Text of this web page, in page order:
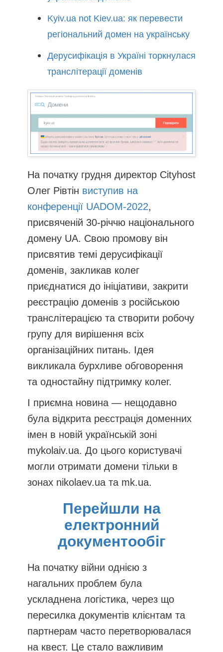
Kyiv.ua not Kiev.ua: як перевести
регіональний домен на українську
Дерусифікація в Україні торкнулася
транслітерації доменів
На початку грудня директор Cityhost
Олег Рівтін виступив на
конференції UADOM-2022,
присвяченій 30-річчю національного
домену UA. Свою промову він
присвятив темі дерусифікації
доменів, закликав колег
приєднатися до ініціативи, закрити
реєстрацію доменів з російською
транслітерацією та створити робочу
групу для вирішення всіх
організаційних питань. Ідея
викликала бурхливе обговорення
та одностайну підтримку колег.
І приємна новина — нещодавно
була відкрита реєстрація доменних
імен в новій українській зоні
mykolaiv.ua. До цього користувачі
могли отримати домени тільки в
зонах nikolaev.ua та mk.ua.
Перейшли на
електронний
документообіг
На початку війни однією з
нагальних проблем була
ускладнена логістика, через що
пересилка документів клієнтам та
партнерам часто перетворювалася
на квест. Це стало важливим